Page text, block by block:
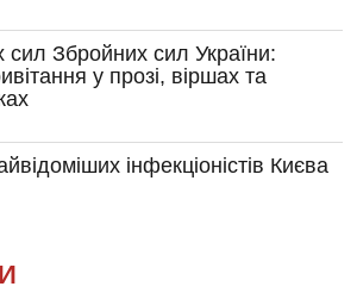
сил Збройних сил України:
у прозі, віршах та
інфекціоністів Києва